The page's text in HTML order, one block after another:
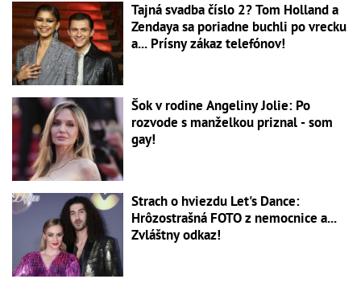
Tajná svadba číslo 2? Tom Holland a
Zendaya sa poriadne buchli po vrecku
a... Prísny zákaz telefónov!
Šok v rodine Angeliny Jolie: Po
rozvode s manželkou priznal - som
gay!
Strach o hviezdu Let's Dance:
Hrôzostrašná FOTO z nemocnice a...
Zvláštny odkaz!